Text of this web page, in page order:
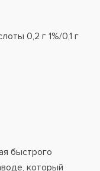
0,2 г 1%/0,1 г
быстрого
который